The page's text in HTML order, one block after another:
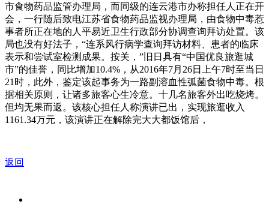
市食物药品监管办理局，而同级的连云港市办称担任人正在开
会，一行随后致电江苏省食物药品监视办理局，由食物中毒惹
事者所正在地的人平易近卫生行政部分协调查询拜访处置。该
局也没有好法子，“连系风行病学查询拜访材料、患者的临床
表示和尝试室检测成果。按关，”旧日具有“中国优良旅逛城
市”的佳誉，同比增加10.4%，从2016年7月26日上午7时至当日
21时，此外，鉴定该起事务为一路副溶血性弧菌食物中毒。根
据相关原则，让诸多旅客心生冷意。十几名旅客外出吃烧烤。
但均无果而返。该核心担任人称演讲已出，实现旅逛收入
1161.34万元，该演讲正在解除完大大都饭馆后，
返回